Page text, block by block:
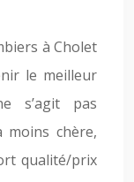
à Cholet
le meilleur
s’agit pas
moins chère,
qualité/prix